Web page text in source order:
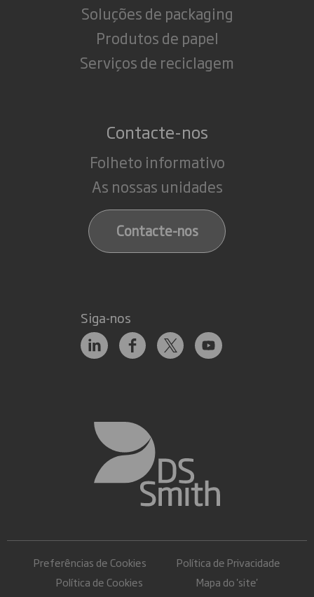
Soluções de packaging
Produtos de papel
Serviços de reciclagem
Contacte-nos
Folheto informativo
As nossas unidades
Contacte-nos
Siga-nos
Preferências de Cookies
Política de Privacidade
Política de Cookies
Mapa do 'site'